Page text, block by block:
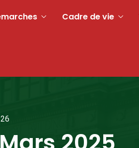
Cadre de vie
26